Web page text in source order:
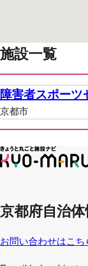
施設一覧
障害者スポーツ
京都市
京都府自治
お問い合わせはこち